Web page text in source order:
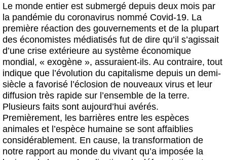
Le monde entier est submergé depuis deux mois par
la pandémie du coronavirus nommé Covid-19. La
première réaction des gouvernements et de la plupart
des économistes médiatisés fut de dire qu’il s’agissait
d’une crise extérieure au système économique
mondial, « exogène », assuraient-ils. Au contraire, tout
indique que l’évolution du capitalisme depuis un demi-
siècle a favorisé l’éclosion de nouveaux virus et leur
diffusion très rapide sur l’ensemble de la terre.
Plusieurs faits sont aujourd’hui avérés.
Premièrement, les barrières entre les espèces
animales et l’espèce humaine se sont affaiblies
considérablement. En cause, la transformation de
notre rapport au monde du vivant qu’a imposée la